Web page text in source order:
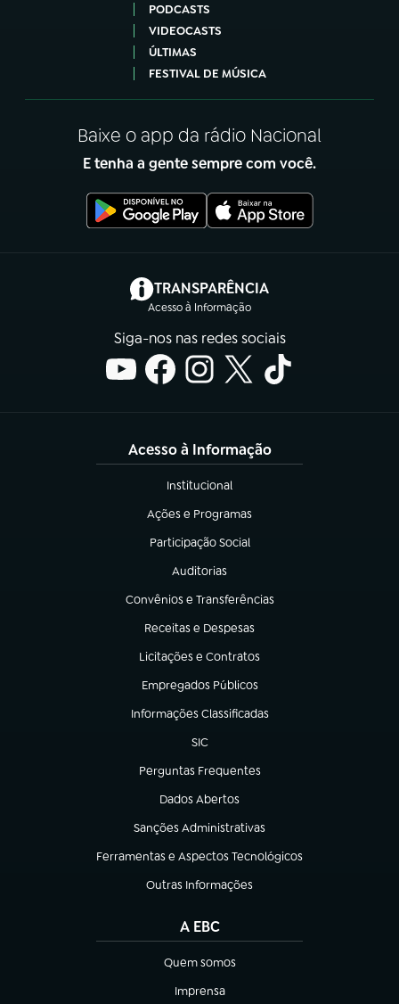
PODCASTS
VIDEOCASTS
ÚLTIMAS
FESTIVAL DE MÚSICA
Baixe o app da rádio Nacional
E tenha a gente sempre com você.
TRANSPARÊNCIA
Acesso à Informação
(abre em nova aba)
Siga-nos nas redes sociais
Acesso à Informação
Institucional
(abre em nova aba)
Ações e Programas
(abre em nova aba)
Participação Social
(abre em nova aba)
Auditorias
(abre em nova aba)
Convênios e Transferências
(abre em nova aba)
Receitas e Despesas
(abre em nova aba)
Licitações e Contratos
(abre em nova aba)
Empregados Públicos
(abre em nova aba)
Informações Classificadas
(abre em nova aba)
SIC
(abre em nova aba)
Perguntas Frequentes
(abre em nova aba)
Dados Abertos
(abre em nova aba)
Sanções Administrativas
(abre em nova aba)
Ferramentas e Aspectos Tecnológicos
(abre em nova aba)
Outras Informações
(abre em nova aba)
A EBC
Quem somos
(abre em nova aba)
Imprensa
(abre em nova aba)